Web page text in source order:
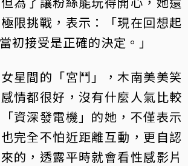
限挑戰，表示：「現在回想起
初接受是正確的決定。」
星間的「宮鬥」，木南美美笑
情都很好，沒有什麼人氣比較
資深發電機」的她，不僅表示
完全不怕近距離互動，更自認
的，透露平時就會看性感影片